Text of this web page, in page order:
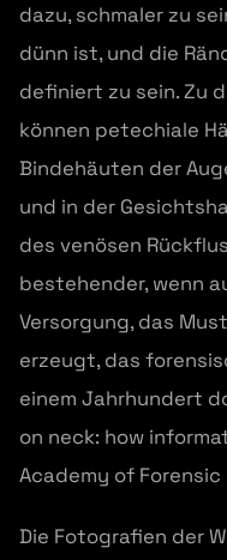
dazu, schmaler zu
dünn ist, und die
definiert zu sein. Zu
können petechiale
Bindehäuten der
und in der
des venösen
bestehender, wenn
Versorgung, das
erzeugt, das
einem Jahrhundert
on neck: how
Academy of Forensic
Die Fotografien der